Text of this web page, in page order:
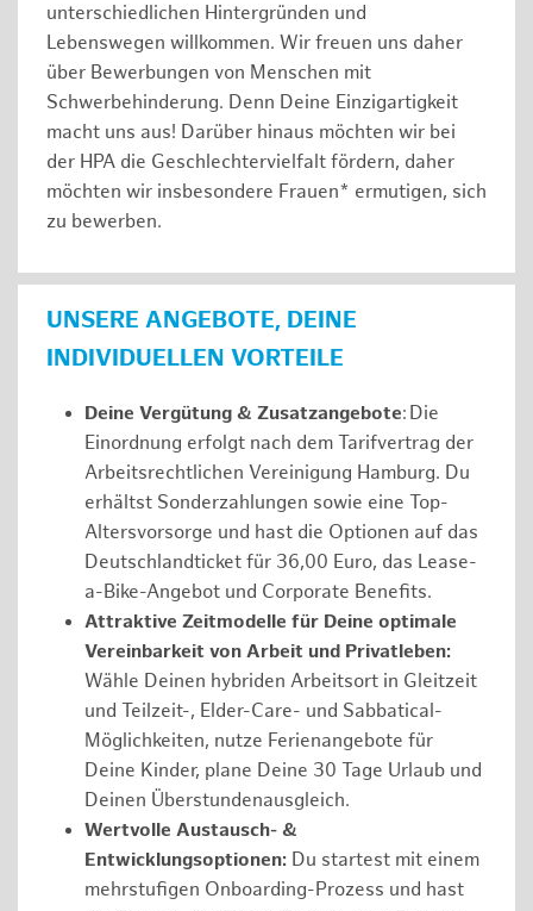
unterschiedlichen Hintergründen und
Lebenswegen willkommen. Wir freuen uns daher
über Bewerbungen von Menschen mit
Schwerbehinderung. Denn Deine Einzigartigkeit
macht uns aus! Darüber hinaus möchten wir bei
der HPA die Geschlechtervielfalt fördern, daher
möchten wir insbesondere Frauen* ermutigen, sich
zu bewerben.
UNSERE ANGEBOTE, DEINE
INDIVIDUELLEN VORTEILE
Deine Vergütung & Zusatzangebote: Die
Einordnung erfolgt nach dem Tarifvertrag der
Arbeitsrechtlichen Vereinigung Hamburg. Du
erhältst Sonderzahlungen sowie eine Top-
Altersvorsorge und hast die Optionen auf das
Deutschlandticket für 36,00 Euro, das Lease-
a-Bike-Angebot und Corporate Benefits.
Attraktive Zeitmodelle für Deine optimale
Vereinbarkeit von Arbeit und Privatleben:
Wähle Deinen hybriden Arbeitsort in Gleitzeit
und Teilzeit-, Elder-Care- und Sabbatical-
Möglichkeiten, nutze Ferienangebote für
Deine Kinder, plane Deine 30 Tage Urlaub und
Deinen Überstundenausgleich.
Wertvolle Austausch- &
Entwicklungsoptionen: Du startest mit einem
mehrstufigen Onboarding-Prozess und hast